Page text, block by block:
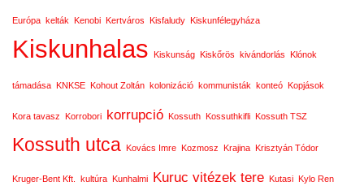
Európa kelták Kenobi Kertváros Kisfaludy Kiskunfélegyháza
Kiskunhalas Kiskunság Kiskőrös kivándorlás Klónok
támadása KNKSE Kohout Zoltán kolonizáció kommunisták konteó Kopjások
Kora tavasz Korrobori korrupció Kossuth Kossuthkifli Kossuth TSZ
Kossuth utca Kovács Imre Kozmosz Krajina Krisztyán Tódor
Kruger-Bent Kft. kultúra Kunhalmi Kuruc vitézek tere Kutasi Kylo Ren